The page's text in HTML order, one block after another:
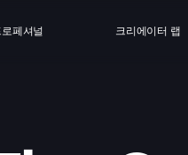
로페셔널 크리에이터 랩